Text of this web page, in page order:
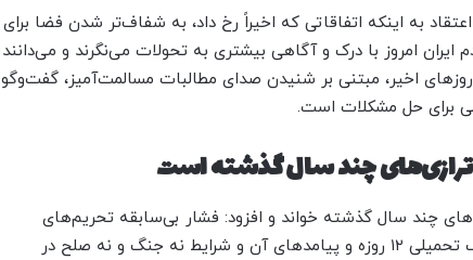
به اینکه اتفاقاتی که اخیراً رخ داد، به شفاف‌تر شدن فضا برای
ایران امروز با درک و آگاهی بیشتری به تحولات می‌نگرند و می‌دانند
اخیر، مبتنی بر شنیدن صدای مطالبات مسالمت‌آمیز، گفت‌وگو
برای حل مشکلات است.
چند سال گذشته است
چند سال گذشته خواند و افزود: فشار بی‌سابقه تحریم‌های
ظالمانه و تلفیق این فشارهای تحریمی با جنگ تحمیلی ۱۲ روزه و پیامدهای آن و شرایط نه جنگ و نه صلح در